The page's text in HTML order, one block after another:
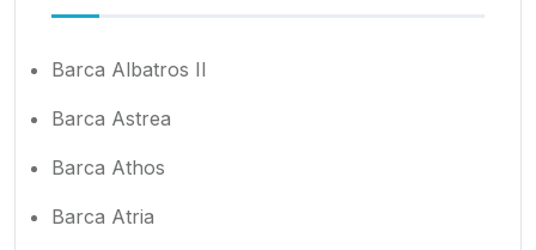
Barca Albatros II
Barca Astrea
Barca Athos
Barca Atria